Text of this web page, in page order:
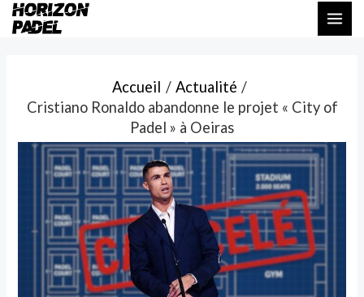
Aller
Accueil
Actualité
Cristiano Ronaldo abandonne le projet « City of
Padel » à Oeiras
Navigation
des